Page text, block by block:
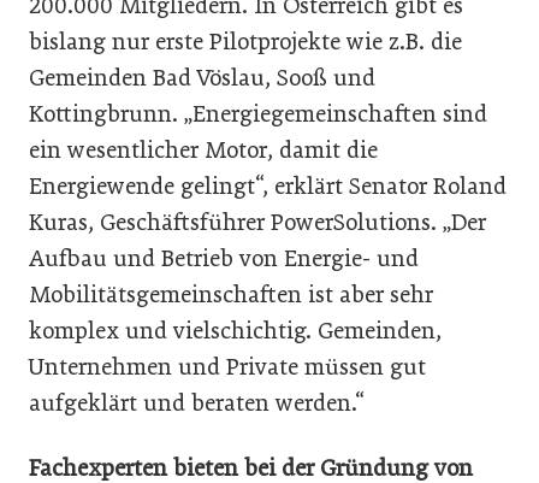
bislang nur erste Pilotprojekte wie z.B. die
Gemeinden Bad Vöslau, Sooß und
Kottingbrunn. „Energiegemeinschaften sind
ein wesentlicher Motor, damit die
Energiewende gelingt“, erklärt Senator Roland
Kuras, Geschäftsführer PowerSolutions. „Der
Aufbau und Betrieb von Energie- und
Mobilitätsgemeinschaften ist aber sehr
komplex und vielschichtig. Gemeinden,
Unternehmen und Private müssen gut
aufgeklärt und beraten werden.“
Fachexperten bieten bei der Gründung von